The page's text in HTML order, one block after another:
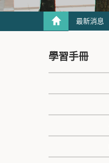
最新消息
學習手冊